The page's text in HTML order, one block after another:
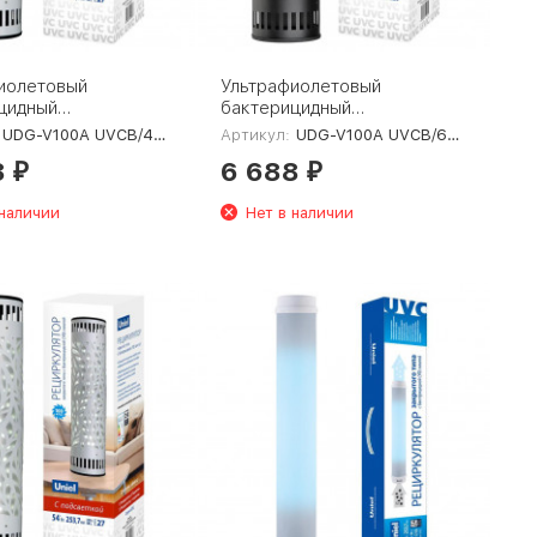
Uniel UDG-
UDG-V100A UVCB/4000K D02 Steel
₽
Ультрафиолетовый
бактерицидный
рециркулятор Uniel UDG-
Black UL-00007989
Артикул: UDG-V100A UVCB/6500K D01 Black
6 688 ₽
Нет в наличии